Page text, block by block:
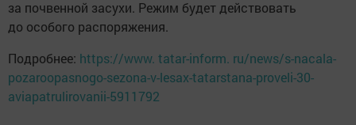
за почвенной засухи. Режим будет действовать
до особого распоряжения.
Подробнее: https://www. tatar-inform. ru/news/s-nacala-
pozaroopasnogo-sezona-v-lesax-tatarstana-proveli-30-
aviapatrulirovanii-5911792